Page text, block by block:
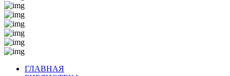
ГЛАВНАЯ